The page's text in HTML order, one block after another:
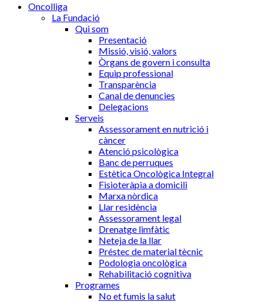
Oncolliga
La Fundació
Qui som
Presentació
Missió, visió, valors
Òrgans de govern i consulta
Equip professional
Transparència
Canal de denuncies
Delegacions
Serveis
Assessorament en nutrició i
càncer
Atenció psicològica
Banc de perruques
Estètica Oncològica Integral
Fisioteràpia a domicili
Marxa nòrdica
Llar residència
Assessorament legal
Drenatge limfàtic
Neteja de la llar
Préstec de material tècnic
Podologia oncològica
Rehabilitació cognitiva
Programes
No et fumis la salut